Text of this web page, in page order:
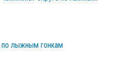
по лыжным гонкам